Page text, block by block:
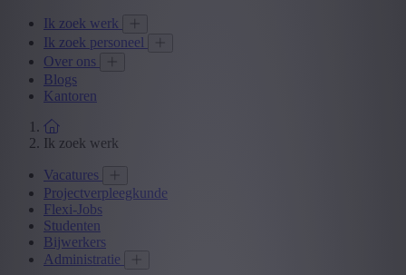
Ik zoek werk
Ik zoek personeel
Over ons
Blogs
Kantoren
Ik zoek werk
Vacatures
Projectverpleegkunde
Flexi-Jobs
Studenten
Bijwerkers
Administratie